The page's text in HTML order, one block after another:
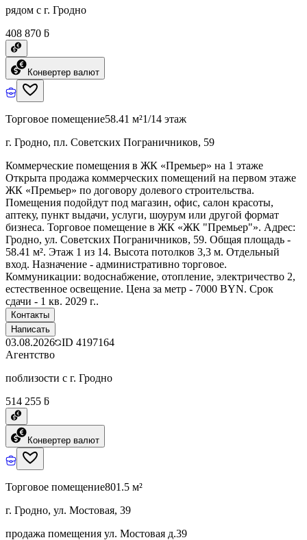
рядом с г. Гродно
408 870 ƃ
Конвертер валют
Торговое помещение58.41 м²1/14 этаж
г. Гродно, пл. Советских Пограничников, 59
Коммерческие помещения в ЖК «Премьер» на 1 этаже
Открыта продажа коммерческих помещений на первом этаже
ЖК «Премьер» по договору долевого строительства.
Помещения подойдут под магазин, офис, салон красоты,
аптеку, пункт выдачи, услуги, шоурум или другой формат
бизнеса. Торговое помещение в ЖК «ЖК "Премьер"». Адрес:
Гродно, ул. Советских Пограничников, 59. Общая площадь -
58.41 м². Этаж 1 из 14. Высота потолков 3,3 м. Отдельный
вход. Назначение - административно торговое.
Коммуникации: водоснабжение, отопление, электричество 2,
естественное освещение. Цена за метр - 7000 BYN. Срок
сдачи - 1 кв. 2029 г..
Контакты
Написать
03.08.2026 ID 4197164
Агентство
поблизости с г. Гродно
514 255 ƃ
Конвертер валют
Торговое помещение801.5 м²
г. Гродно, ул. Мостовая, 39
продажа помещения ул. Мостовая д.39